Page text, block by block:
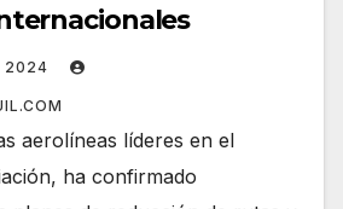
2024
aerolíneas líderes en el
ha confirmado